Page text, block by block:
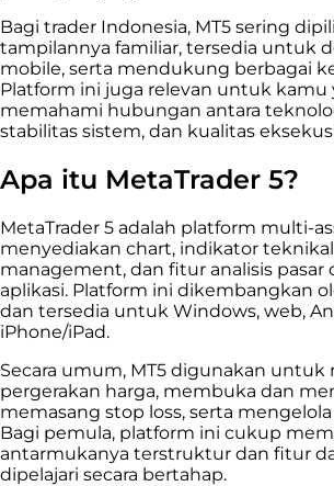
Bagi trader Indonesia, MT5 sering
tampilannya familiar, tersedia untuk
mobile, serta mendukung berbagai
Platform ini juga relevan untuk kamu
memahami hubungan antara
stabilitas sistem, dan kualitas
Apa itu MetaTrader 5?
MetaTrader 5 adalah platform multi-
menyediakan chart, indikator
management, dan fitur analisis pasar
aplikasi. Platform ini dikembangkan
dan tersedia untuk Windows, web,
iPhone/iPad.
Secara umum, MT5 digunakan untuk
pergerakan harga, membuka dan
memasang stop loss, serta
Bagi pemula, platform ini cukup
antarmukanya terstruktur dan fitur
dipelajari secara bertahap.